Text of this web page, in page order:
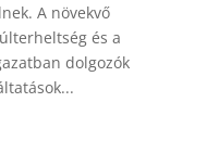
A növekvő
és a
dolgozók